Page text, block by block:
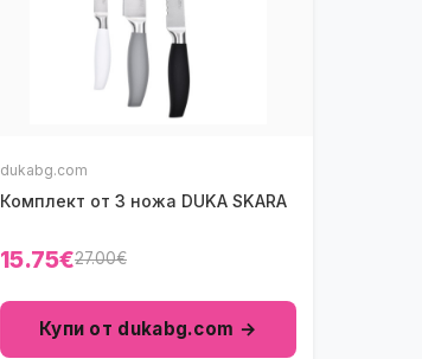
dukabg.com
Комплект от 3 ножа DUKA SKARA
15.75€27.00€
Купи от dukabg.com →